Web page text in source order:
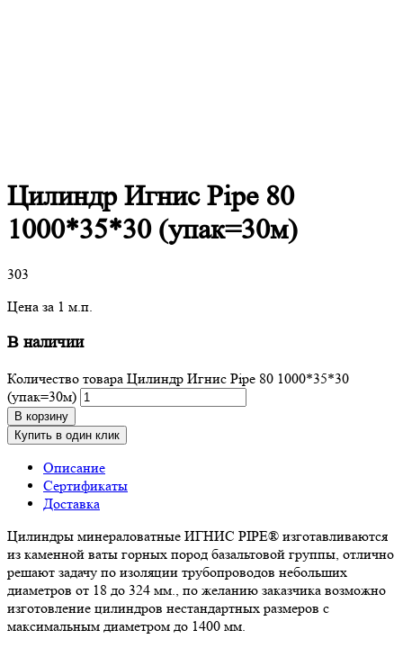
Цилиндр Игнис Pipe 80
1000*35*30 (упак=30м)
303
Цена за 1 м.п.
В наличии
Количество товара Цилиндр Игнис Pipe 80 1000*35*30
(упак=30м)
В корзину
Купить в один клик
Описание
Сертификаты
Доставка
Цилиндры минераловатные ИГНИС PIPE® изготавливаются
из каменной ваты горных пород базальтовой группы, отлично
решают задачу по изоляции трубопроводов небольших
диаметров от 18 до 324 мм., по желанию заказчика возможно
изготовление цилиндров нестандартных размеров с
максимальным диаметром до 1400 мм.